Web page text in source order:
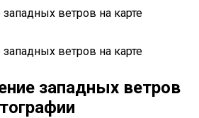
западных ветров